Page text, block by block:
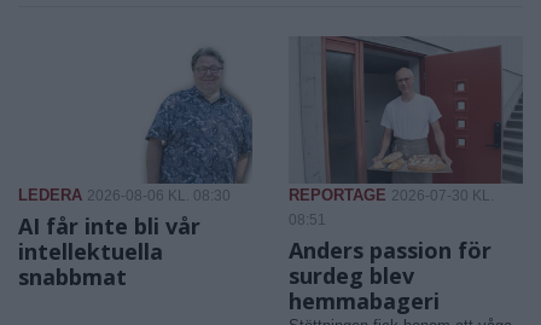
LEDERA 2026-08-06 KL. 08:30
AI får inte bli vår
intellektuella
snabbmat
REPORTAGE 2026-07-30 KL.
08:51
Anders passion för
surdeg blev
hemmabageri